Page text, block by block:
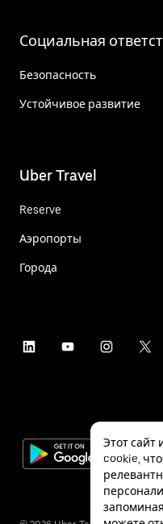
Социальная
Безопасность
Устойчивое развитие
Uber Travel
Reserve
Аэропорты
Города
Этот сайт
cookie,